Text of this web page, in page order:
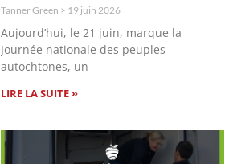
Tanner Green 19 juin 2026
Aujourd’hui, le 21 juin, marque la
Journée nationale des peuples
autochtones, un
LIRE LA SUITE »